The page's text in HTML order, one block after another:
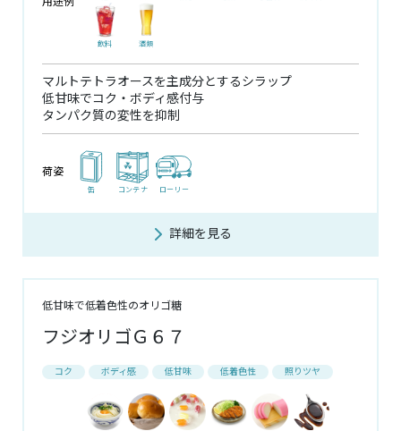
飲料 酒類
マルトテトラオースを主成分とするシラップ
低甘味でコク・ボディ感付与
タンパク質の変性を抑制
荷姿
缶 コンテナ ローリー
詳細を見る
低甘味で低着色性のオリゴ糖
フジオリゴＧ６７
コク ボディ感 低甘味 低着色性 照りツヤ